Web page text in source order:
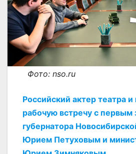
Фото: nso.ru
Российский актер театра
рабочую встречу с первым
губернатора
Юрием Петуховым и